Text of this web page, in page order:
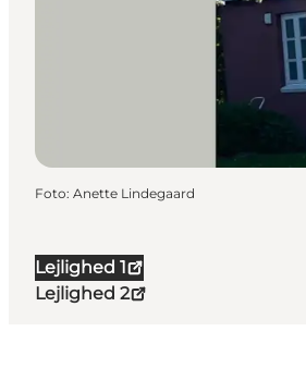
Lejlighed 1
Lejlighed 2
Foto: Anette Lindegaard